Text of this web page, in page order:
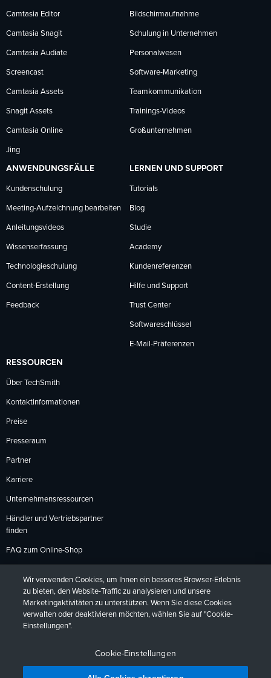
Facebook
folgen
LinkedIn
folgen
YouTube
folgen
Camtasia Editor
Camtasia Snagit
Camtasia Audiate
Screencast
Camtasia Assets
Snagit Assets
Camtasia Online
Jing
Bildschirmaufnahme
Schulung in Unternehmen
Personalwesen
Software-Marketing
Teamkommunikation
Trainings-Videos
Großunternehmen
ANWENDUNGSFÄLLE
Kundenschulung
Meeting-Aufzeichnung bearbeiten
Anleitungsvideos
Wissenserfassung
Technologieschulung
Content-Erstellung
Feedback
LERNEN UND SUPPORT
Tutorials
Blog
Studie
Academy
Kundenreferenzen
Hilfe und Support
Trust Center
Softwareschlüssel
E-Mail-Präferenzen
RESSOURCEN
Über TechSmith
Kontaktinformationen
Preise
Presseraum
Partner
Karriere
Unternehmensressourcen
Händler und Vertriebspartner
finden
FAQ zum Online-Shop
Rückgabebedingungen
DeutschFrançaisEspañol日本語
Wir verwenden Cookies, um Ihnen ein besseres Browser-Erlebnis
zu bieten, den Website-Traffic zu analysieren und unsere
Marketingaktivitäten zu unterstützen. Wenn Sie diese Cookies
verwalten oder deaktivieren möchten, wählen Sie auf "Cookie-
Einstellungen".
Cookie-Einstellungen